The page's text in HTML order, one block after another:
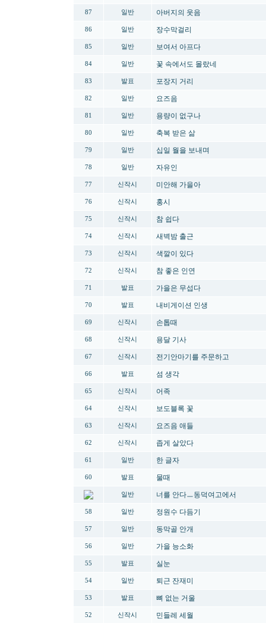
87 일반 아버지의 웃음
86 일반 장수막걸리
85 일반 보여서 아프다
84 일반 꽃 속에서도 몰랐네
83 발표 포장지 거리
82 일반 요즈음
81 일반 용량이 없구나
80 일반 축복 받은 삶
79 일반 십일 월을 보내며
78 일반 자유인
77 신작시 미안해 가을아
76 신작시 홍시
75 신작시 참 쉽다
74 신작시 새벽밤 출근
73 신작시 색깔이 있다
72 신작시 참 좋은 인연
71 발표 가을은 무섭다
70 발표 내비게이션 인생
69 신작시 손톱때
68 신작시 용달 기사
67 신작시 전기안마기를 주문하고
66 발표 섬 생각
65 신작시 어족
64 신작시 보도블록 꽃
63 신작시 요즈음 애들
62 신작시 좁게 살았다
61 일반 한 글자
60 발표 물때
일반 너를 안다ㅡ동덕여고에서
58 일반 정원수 다듬기
57 일반 동막골 안개
56 일반 가을 능소화
55 발표 실눈
54 일반 퇴근 잔재미
53 발표 뼈 없는 거울
52 신작시 민들레 세월